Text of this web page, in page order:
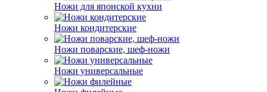
Ножи для японской кухни
Ножи кондитерские
Ножи поварские, шеф-ножи
Ножи универсальные